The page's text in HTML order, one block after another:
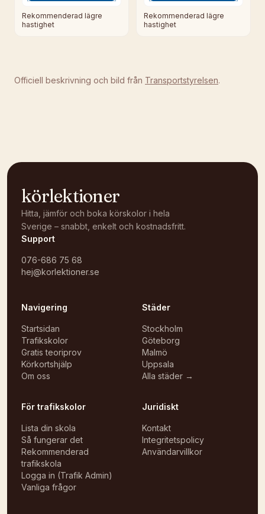
Rekommenderad lägre
hastighet
Rekommenderad lägre
hastighet
Officiell beskrivning och bild från Transportstyrelsen.
körlektioner
Hitta, jämför och boka körskolor i hela
Sverige – snabbt, enkelt och kostnadsfritt.
Support
076-686 75 68
hej@korlektioner.se
Navigering
Startsidan
Trafikskolor
Gratis teoriprov
Körkortshjälp
Om oss
Städer
Stockholm
Göteborg
Malmö
Uppsala
Alla städer →
För trafikskolor
Lista din skola
Så fungerar det
Rekommenderad
trafikskola
Logga in (Trafik Admin)
Vanliga frågor
Juridiskt
Kontakt
Integritetspolicy
Användarvillkor